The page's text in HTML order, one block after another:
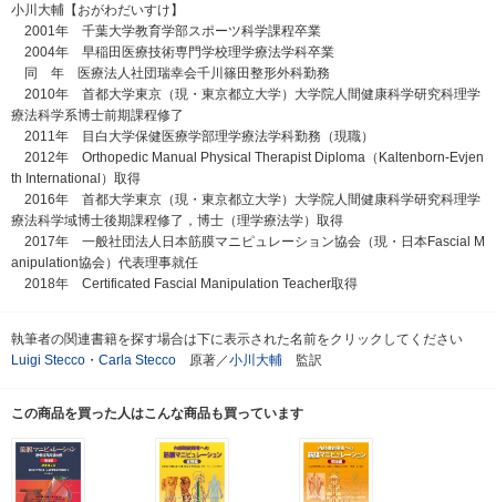
小川大輔【おがわだいすけ】
2001年 千葉大学教育学部スポーツ科学課程卒業
2004年 早稲田医療技術専門学校理学療法学科卒業
同 年 医療法人社団瑞幸会千川篠田整形外科勤務
2010年 首都大学東京（現・東京都立大学）大学院人間健康科学研究科理学
療法科学系博士前期課程修了
2011年 目白大学保健医療学部理学療法学科勤務（現職）
2012年 Orthopedic Manual Physical Therapist Diploma（Kaltenborn-Evjen
th International）取得
2016年 首都大学東京（現・東京都立大学）大学院人間健康科学研究科理学
療法科学域博士後期課程修了，博士（理学療法学）取得
2017年 一般社団法人日本筋膜マニピュレーション協会（現・日本Fascial M
anipulation協会）代表理事就任
2018年 Certificated Fascial Manipulation Teacher取得
執筆者の関連書籍を探す場合は下に表示された名前をクリックしてください
Luigi Stecco ・ Carla Stecco 原著／小川大輔 監訳
この商品を買った人はこんな商品も買っています